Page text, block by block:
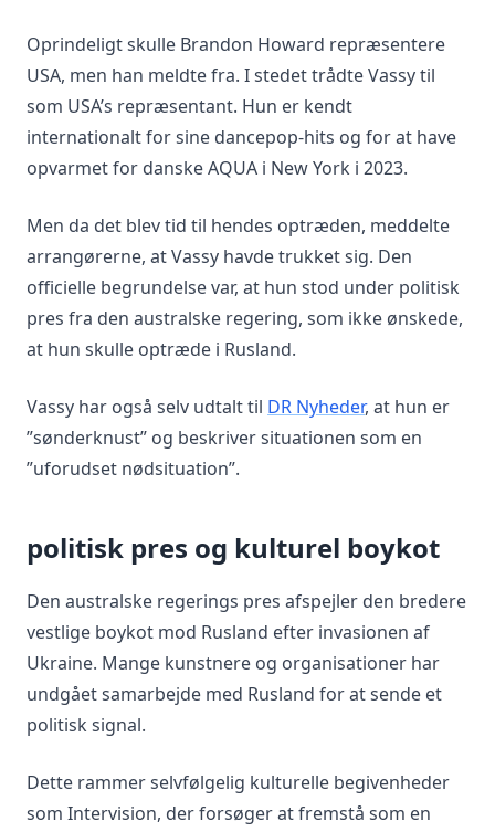
Oprindeligt skulle Brandon Howard repræsentere
USA, men han meldte fra. I stedet trådte Vassy til
som USA’s repræsentant. Hun er kendt
internationalt for sine dancepop-hits og for at have
opvarmet for danske AQUA i New York i 2023.
Men da det blev tid til hendes optræden, meddelte
arrangørerne, at Vassy havde trukket sig. Den
officielle begrundelse var, at hun stod under politisk
pres fra den australske regering, som ikke ønskede,
at hun skulle optræde i Rusland.
Vassy har også selv udtalt til DR Nyheder, at hun er
”sønderknust” og beskriver situationen som en
”uforudset nødsituation”.
politisk pres og kulturel boykot
Den australske regerings pres afspejler den bredere
vestlige boykot mod Rusland efter invasionen af
Ukraine. Mange kunstnere og organisationer har
undgået samarbejde med Rusland for at sende et
politisk signal.
Dette rammer selvfølgelig kulturelle begivenheder
som Intervision, der forsøger at fremstå som en